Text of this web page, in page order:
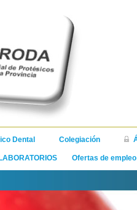
Dental Colegiación
Ofertas de empleo